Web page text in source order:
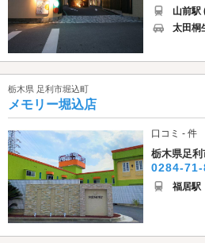
山前駅
太田桐
栃木県 足利市堀込町
メモリー堀込店
口コミ - 件
栃木県足
0284-
福居駅